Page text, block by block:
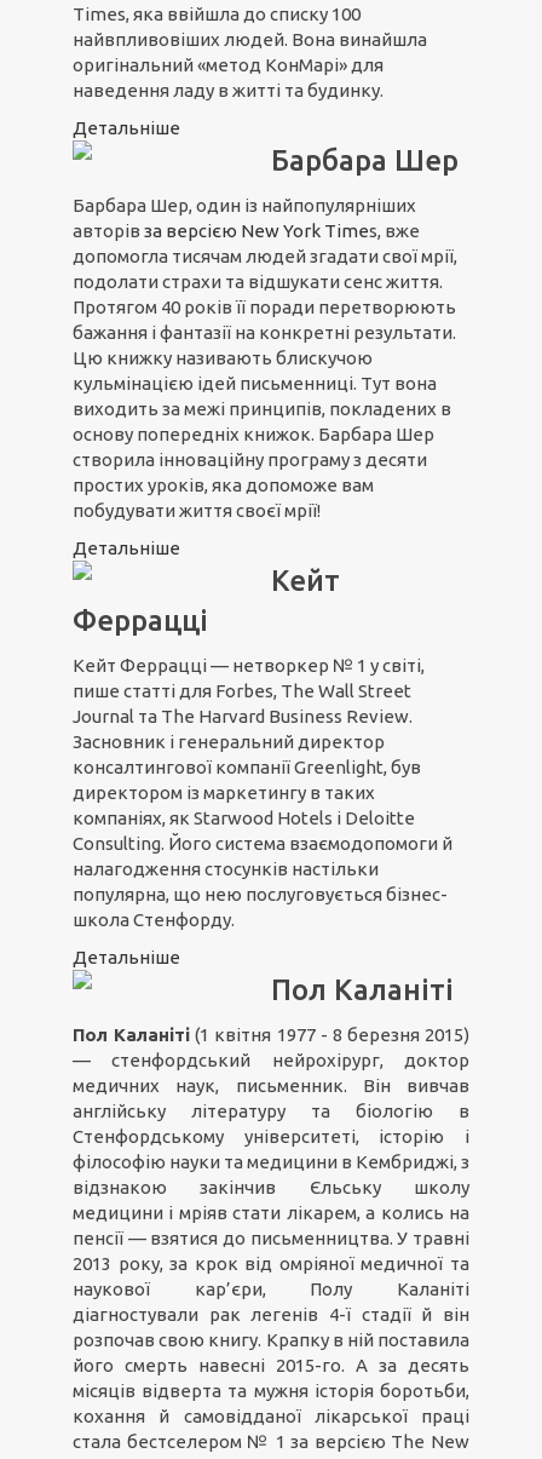
Times, яка ввійшла до списку 100
найвпливовіших людей. Вона винайшла
оригінальний «метод КонМарі» для
наведення ладу в житті та будинку.
Детальніше
Барбара Шер
Барбара Шер, один із найпопулярніших
авторів за версією New York Times, вже
допомогла тисячам людей згадати свої мрії,
подолати страхи та відшукати сенс життя.
Протягом 40 років її поради перетворюють
бажання і фантазії на конкретні результати.
Цю книжку називають блискучою
кульмінацією ідей письменниці. Тут вона
виходить за межі принципів, покладених в
основу попередніх книжок. Барбара Шер
створила інноваційну програму з десяти
простих уроків, яка допоможе вам
побудувати життя своєї мрії!
Детальніше
Кейт
Феррацці
Кейт Феррацці — нетворкер № 1 у світі,
пише статті для Forbes, The Wall Street
Journal та The Harvard Business Review.
Засновник і генеральний директор
консалтингової компанії Greenlight, був
директором із маркетингу в таких
компаніях, як Starwood Hotels і Deloitte
Consulting. Його система взаємодопомоги й
налагодження стосунків настільки
популярна, що нею послуговується бізнес-
школа Стенфорду.
Детальніше
Пол Каланіті
Пол Каланіті (1 квітня 1977 - 8 березня 2015)
— стенфордський нейрохірург, доктор
медичних наук, письменник. Він вивчав
англійську літературу та біологію в
Стенфордському університеті, історію і
філософію науки та медицини в Кембриджі, з
відзнакою закінчив Єльську школу
медицини і мріяв стати лікарем, а колись на
пенсії — взятися до письменництва. У травні
2013 року, за крок від омріяної медичної та
наукової кар’єри, Полу Каланіті
діагностували рак легенів 4-ї стадії й він
розпочав свою книгу. Крапку в ній поставила
його смерть навесні 2015-го. А за десять
місяців відверта та мужня історія боротьби,
кохання й самовідданої лікарської праці
стала бестселером № 1 за версією The New